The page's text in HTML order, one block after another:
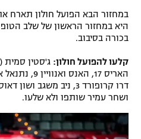
הצטרפות לחבילת הערוצים
תגיות
במחזור הבא הפועל חולון תארח
בכורה בסיבוב.
קלעו להפועל חולון:
ושחר עמיר שותפו ולא שלעו.